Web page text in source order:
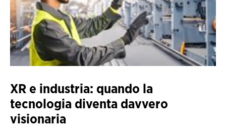
XR e industria: quando la
tecnologia diventa davvero
visionaria